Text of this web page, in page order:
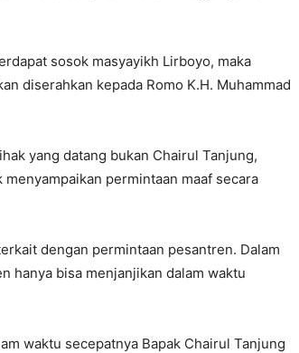
sosok masyayikh Lirboyo, maka
diserahkan kepada Romo K.H. Muhammad
yang datang bukan Chairul Tanjung,
permintaan maaf secara
dengan permintaan pesantren. Dalam
hanya bisa menjanjikan dalam waktu
waktu secepatnya Bapak Chairul Tanjung